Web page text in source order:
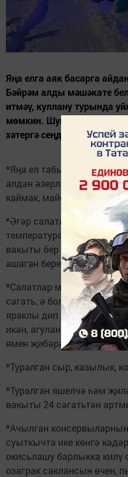
Яңа елга аяк басарга
Бәйрәм алды мәшәкате
итмәү, куллану турында
мөмкин. Шуңа күрә
хәтергә сеңдереп эш итү
*Яңа ел табынына бирәсе
алдан әзерләсәгез дә,
каймак, майонез яисә май
*Әгәр салатлар табынга
температурасында
вакыты бер тәүлек кенә.
ашаган берен суыткычка
*Салатлар майонез яисә
сәгать, ә болгатканнан
яраклы дип санала. Шуңа
икән, агулану куркынычы
ямен җибәрә күрмәгез.
*Туралган сыр, казылык,
*Туралган яшелчә һәм
вакыты 24 сәгатьтән
*Ачылган
суыткычта ике көнгә
окисьлашу барлыкка килү
озаграк саклансын өчен,